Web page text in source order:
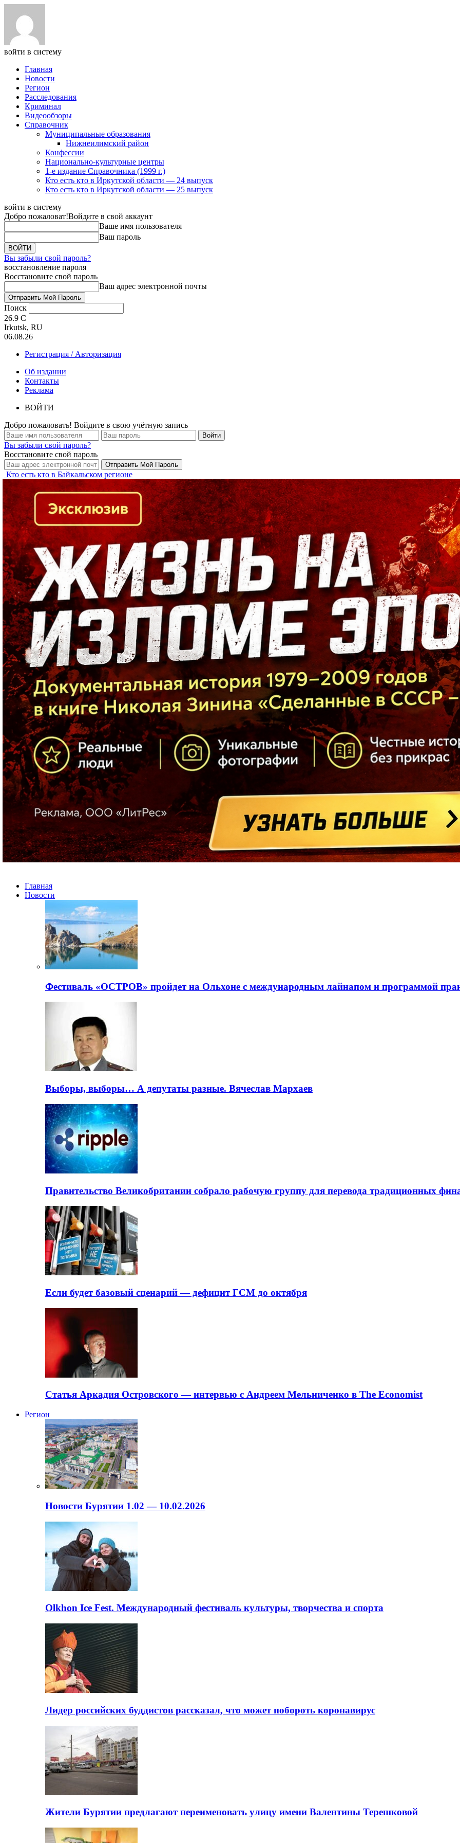
войти в систему
Главная
Новости
Регион
Расследования
Криминал
Видеообзоры
Справочник
Муниципальные образования
Нижнеилимский район
Конфессии
Национально-культурные центры
1-е издание Справочника (1999 г.)
Кто есть кто в Иркутской области — 24 выпуск
Кто есть кто в Иркутской области — 25 выпуск
войти в систему
Добро пожаловат!Войдите в свой аккаунт
Ваше имя пользователя
Ваш пароль
Вы забыли свой пароль?
восстановление пароля
Восстановите свой пароль
Ваш адрес электронной почты
Поиск
26.9 C
Irkutsk, RU
06.08.26
Регистрация / Авторизация
Об издании
Контакты
Реклама
ВОЙТИ
Добро пожаловать! Войдите в свою учётную запись
Вы забыли свой пароль?
Восстановите свой пароль
Кто есть кто в Байкальском регионе
Главная
Новости
Фестиваль «ОСТРОВ» пройдет на Ольхоне с международным лайнапом и программой
Выборы, выборы… А депутаты разные. Вячеслав Мархаев
Правительство Великобритании собрало рабочую группу для перевода традиционных
Если будет базовый сценарий — дефицит ГСМ до октября
Статья Аркадия Островского — интервью с Андреем Мельниченко в The Economist
Регион
Новости Бурятии 1.02 — 10.02.2026
Olkhon Ice Fest. Международный фестиваль культуры, творчества и спорта
Лидер российских буддистов рассказал, что может побороть коронавирус
Жители Бурятии предлагают переименовать улицу имени Валентины Терешковой